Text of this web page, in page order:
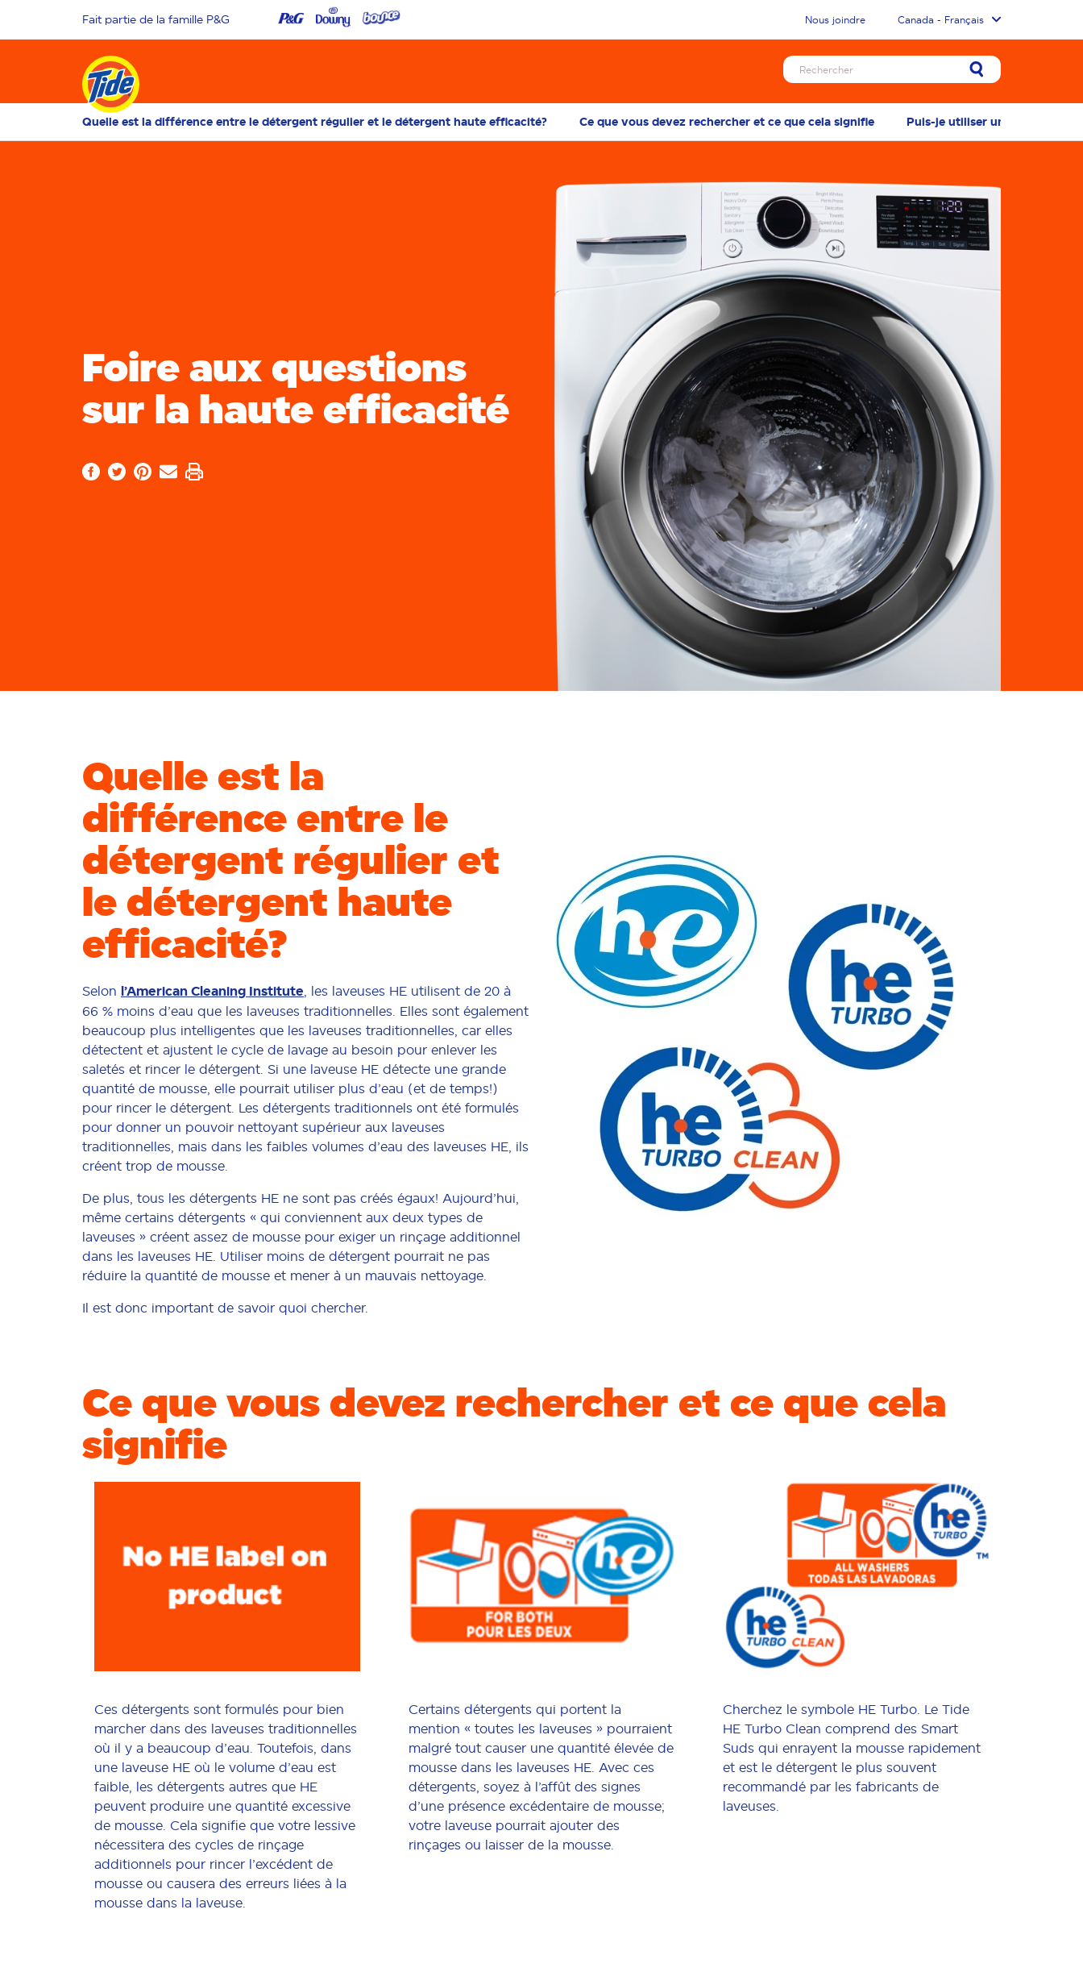
Fait partie de la famille P&G Nous joindre Canada - Français
Quelle est la différence entre le détergent régulier et le détergent haute efficacité? Ce que vous devez rechercher et ce que cela signifie Puis-je utiliser une plus petite
Foire aux questions
sur la haute efficacité
Quelle est la
différence entre le
détergent régulier et
le détergent haute
efficacité?
Selon l’American Cleaning Institute , les laveuses HE utilisent de 20 à
66 % moins d’eau que les laveuses traditionnelles. Elles sont également
beaucoup plus intelligentes que les laveuses traditionnelles, car elles
détectent et ajustent le cycle de lavage au besoin pour enlever les
saletés et rincer le détergent. Si une laveuse HE détecte une grande
quantité de mousse, elle pourrait utiliser plus d’eau (et de temps!)
pour rincer le détergent. Les détergents traditionnels ont été formulés
pour donner un pouvoir nettoyant supérieur aux laveuses
traditionnelles, mais dans les faibles volumes d’eau des laveuses HE, ils
créent trop de mousse.
De plus, tous les détergents HE ne sont pas créés égaux! Aujourd’hui,
même certains détergents « qui conviennent aux deux types de
laveuses » créent assez de mousse pour exiger un rinçage additionnel
dans les laveuses HE. Utiliser moins de détergent pourrait ne pas
réduire la quantité de mousse et mener à un mauvais nettoyage.
Il est donc important de savoir quoi chercher.
Ce que vous devez rechercher et ce que cela
signifie
Ces détergents sont formulés pour bien
marcher dans des laveuses traditionnelles
où il y a beaucoup d’eau. Toutefois, dans
une laveuse HE où le volume d’eau est
faible, les détergents autres que HE
peuvent produire une quantité excessive
de mousse. Cela signifie que votre lessive
nécessitera des cycles de rinçage
additionnels pour rincer l’excédent de
mousse ou causera des erreurs liées à la
mousse dans la laveuse.
Certains détergents qui portent la
mention « toutes les laveuses » pourraient
malgré tout causer une quantité élevée de
mousse dans les laveuses HE. Avec ces
détergents, soyez à l’affût des signes
d’une présence excédentaire de mousse;
votre laveuse pourrait ajouter des
rinçages ou laisser de la mousse.
Cherchez le symbole HE Turbo. Le Tide
HE Turbo Clean comprend des Smart
Suds qui enrayent la mousse rapidement
et est le détergent le plus souvent
recommandé par les fabricants de
laveuses.